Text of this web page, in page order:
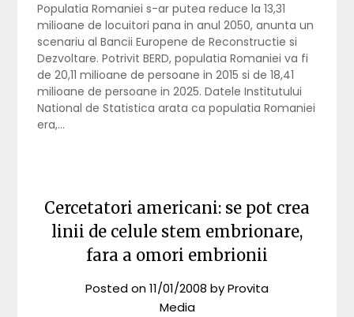
Populatia Romaniei s-ar putea reduce la 13,31
milioane de locuitori pana in anul 2050, anunta un
scenariu al Bancii Europene de Reconstructie si
Dezvoltare. Potrivit BERD, populatia Romaniei va fi
de 20,11 milioane de persoane in 2015 si de 18,41
milioane de persoane in 2025. Datele Institutului
National de Statistica arata ca populatia Romaniei
era,…
Cercetatori americani: se pot crea
linii de celule stem embrionare,
fara a omori embrionii
Posted on11/01/2008 byProvita
Media